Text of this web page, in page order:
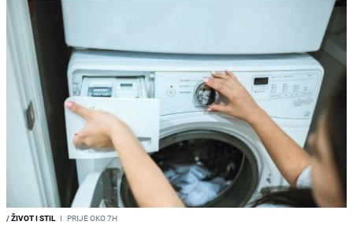
/ŽIVOT I STIL I PRIJE OKO 7H